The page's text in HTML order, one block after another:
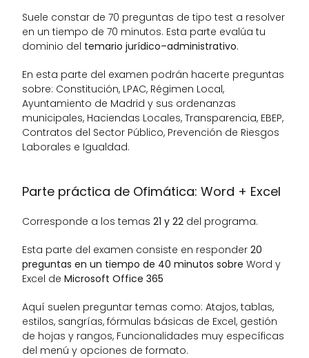
Suele constar de 70 preguntas de tipo test a resolver
en un tiempo de 70 minutos. Esta parte evalúa tu
dominio del temario jurídico–administrativo.
En esta parte del examen podrán hacerte preguntas
sobre: Constitución, LPAC, Régimen Local,
Ayuntamiento de Madrid y sus ordenanzas
municipales, Haciendas Locales, Transparencia, EBEP,
Contratos del Sector Público, Prevención de Riesgos
Laborales e Igualdad.
Parte práctica de Ofimática: Word + Excel
Corresponde a los temas 21 y 22 del programa.
Esta parte del examen consiste en responder 20
preguntas en un tiempo de 40 minutos sobre Word y
Excel de Microsoft Office 365
Aquí suelen preguntar temas como: Atajos, tablas,
estilos, sangrías, fórmulas básicas de Excel, gestión
de hojas y rangos, Funcionalidades muy específicas
del menú y opciones de formato.